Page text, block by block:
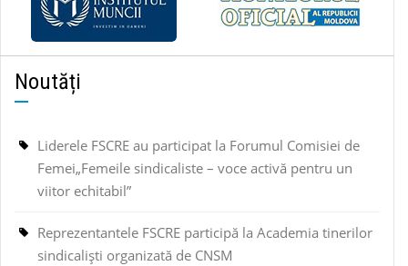
Noutăți
Liderele FSCRE au participat la Forumul Comisiei de
Femei„Femeile sindicaliste – voce activă pentru un
viitor echitabil”
Reprezentantele FSCRE participă la Academia tinerilor
sindicaliști organizată de CNSM